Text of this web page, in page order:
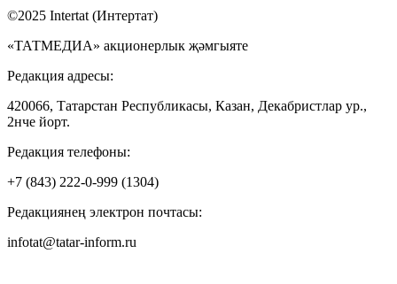
©2025 Intertat (Интертат)
«ТАТМЕДИА» акционерлык җәмгыяте
Редакция адресы:
420066, Татарстан Республикасы, Казан, Декабристлар ур.,
2нче йорт.
Редакция телефоны:
+7 (843) 222-0-999 (1304)
Редакциянең электрон почтасы:
infotat@tatar-inform.ru